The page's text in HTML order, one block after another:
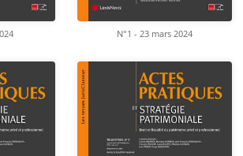
N°1 - 23 mars 2024